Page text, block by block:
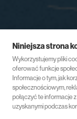
Niniejsza strona
Wykorzystujemy pliki
oferować funkcje
Informacje o tym, jak
społecznościowym,
połączyć te informacje
uzyskanymi podczas